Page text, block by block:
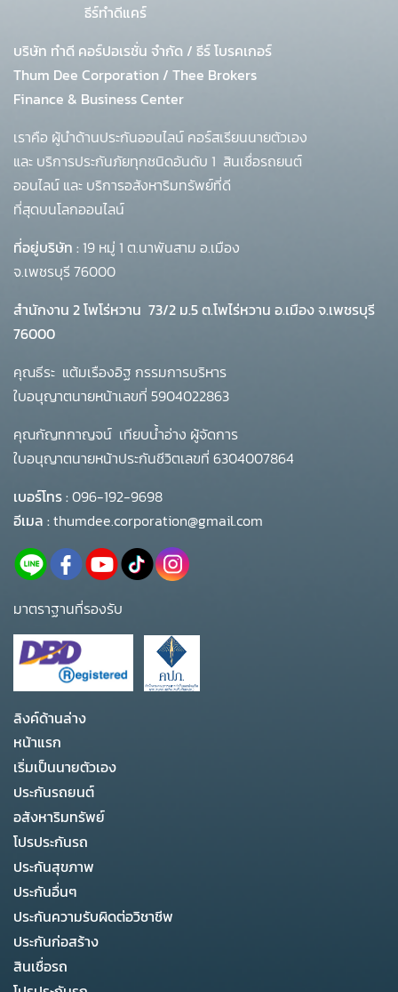
ธีร์ทำดีแคร์
บริษัท ทำดี คอร์ปอเรชั่น จำกัด / ธีร์ โบรคเกอร์
Thum Dee Corporation / Thee Brokers
Finance & Business Center
เราคือ ผู้นำด้านประกันออนไลน์ คอร์สเรียนนายตัวเอง
และ บริการประกันภัยทุกชนิดอันดับ 1 สินเชื่อรถยนต์
ออนไลน์ และ บริการอสังหาริมทรัพย์ที่ดี
ที่สุดบนโลกออนไลน์
ที่อยู่บริษัท : 19 หมู่ 1 ต.นาพันสาม อ.เมือง
จ.เพชรบุรี 76000
สำนักงาน 2 โพโร่หวาน 73/2 ม.5 ต.โพไร่หวาน อ.เมือง จ.เพชรบุรี
76000
คุณธีระ แต้มเรืองอิฐ กรรมการบริหาร
ใบอนุญาตนายหน้าเลขที่ 5904022863
คุณกัญทกาญจน์ เทียบน้ำอ่าง ผู้จัดการ
ใบอนุญาตนายหน้าประกันชีวิตเลขที่ 6304007864
เบอร์โทร :096-192-9698
อีเมล :thumdee.corporation@gmail.com
มาตราฐานที่รองรับ
ลิงค์ด้านล่าง
หน้าแรก
เริ่มเป็นนายตัวเอง
ประกันรถยนต์
อสังหาริมทรัพย์
โปรประกันรถ
ประกันสุขภาพ
ประกันอื่นๆ
ประกันความรับผิดต่อวิชาชีพ
ประกันก่อสร้าง
สินเชื่อรถ